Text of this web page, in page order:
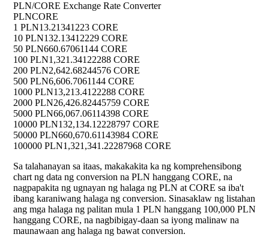
PLN/CORE Exchange Rate Converter
PLNCORE
1 PLN13.21341223 CORE
10 PLN132.13412229 CORE
50 PLN660.67061144 CORE
100 PLN1,321.34122288 CORE
200 PLN2,642.68244576 CORE
500 PLN6,606.7061144 CORE
1000 PLN13,213.4122288 CORE
2000 PLN26,426.82445759 CORE
5000 PLN66,067.06114398 CORE
10000 PLN132,134.12228797 CORE
50000 PLN660,670.61143984 CORE
100000 PLN1,321,341.22287968 CORE
Sa talahanayan sa itaas, makakakita ka ng komprehensibong
chart ng data ng conversion na PLN hanggang CORE, na
nagpapakita ng ugnayan ng halaga ng PLN at CORE sa iba't
ibang karaniwang halaga ng conversion. Sinasaklaw ng listahan
ang mga halaga ng palitan mula 1 PLN hanggang 100,000 PLN
hanggang CORE, na nagbibigay-daan sa iyong malinaw na
maunawaan ang halaga ng bawat conversion.